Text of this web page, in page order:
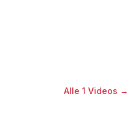
Alle 1 Videos →